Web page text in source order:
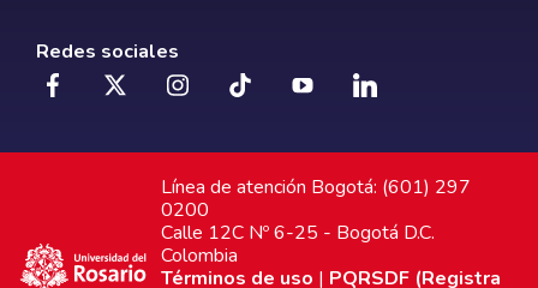
Redes sociales
Línea de atención Bogotá: (601) 297
0200
Calle 12C Nº 6-25 - Bogotá D.C.
Colombia
Términos de uso | PQRSDF (Registra